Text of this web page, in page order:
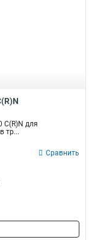
С(R)N для
тр...
Сравнить